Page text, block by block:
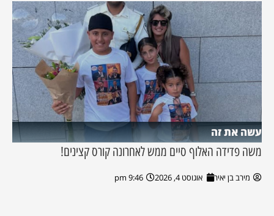
עשה את זה
משה פדידה האלוף סיים ממש לאחרונה קורס קצינים!
מירב בן יאיר אוגוסט 4, 2026 9:46 pm